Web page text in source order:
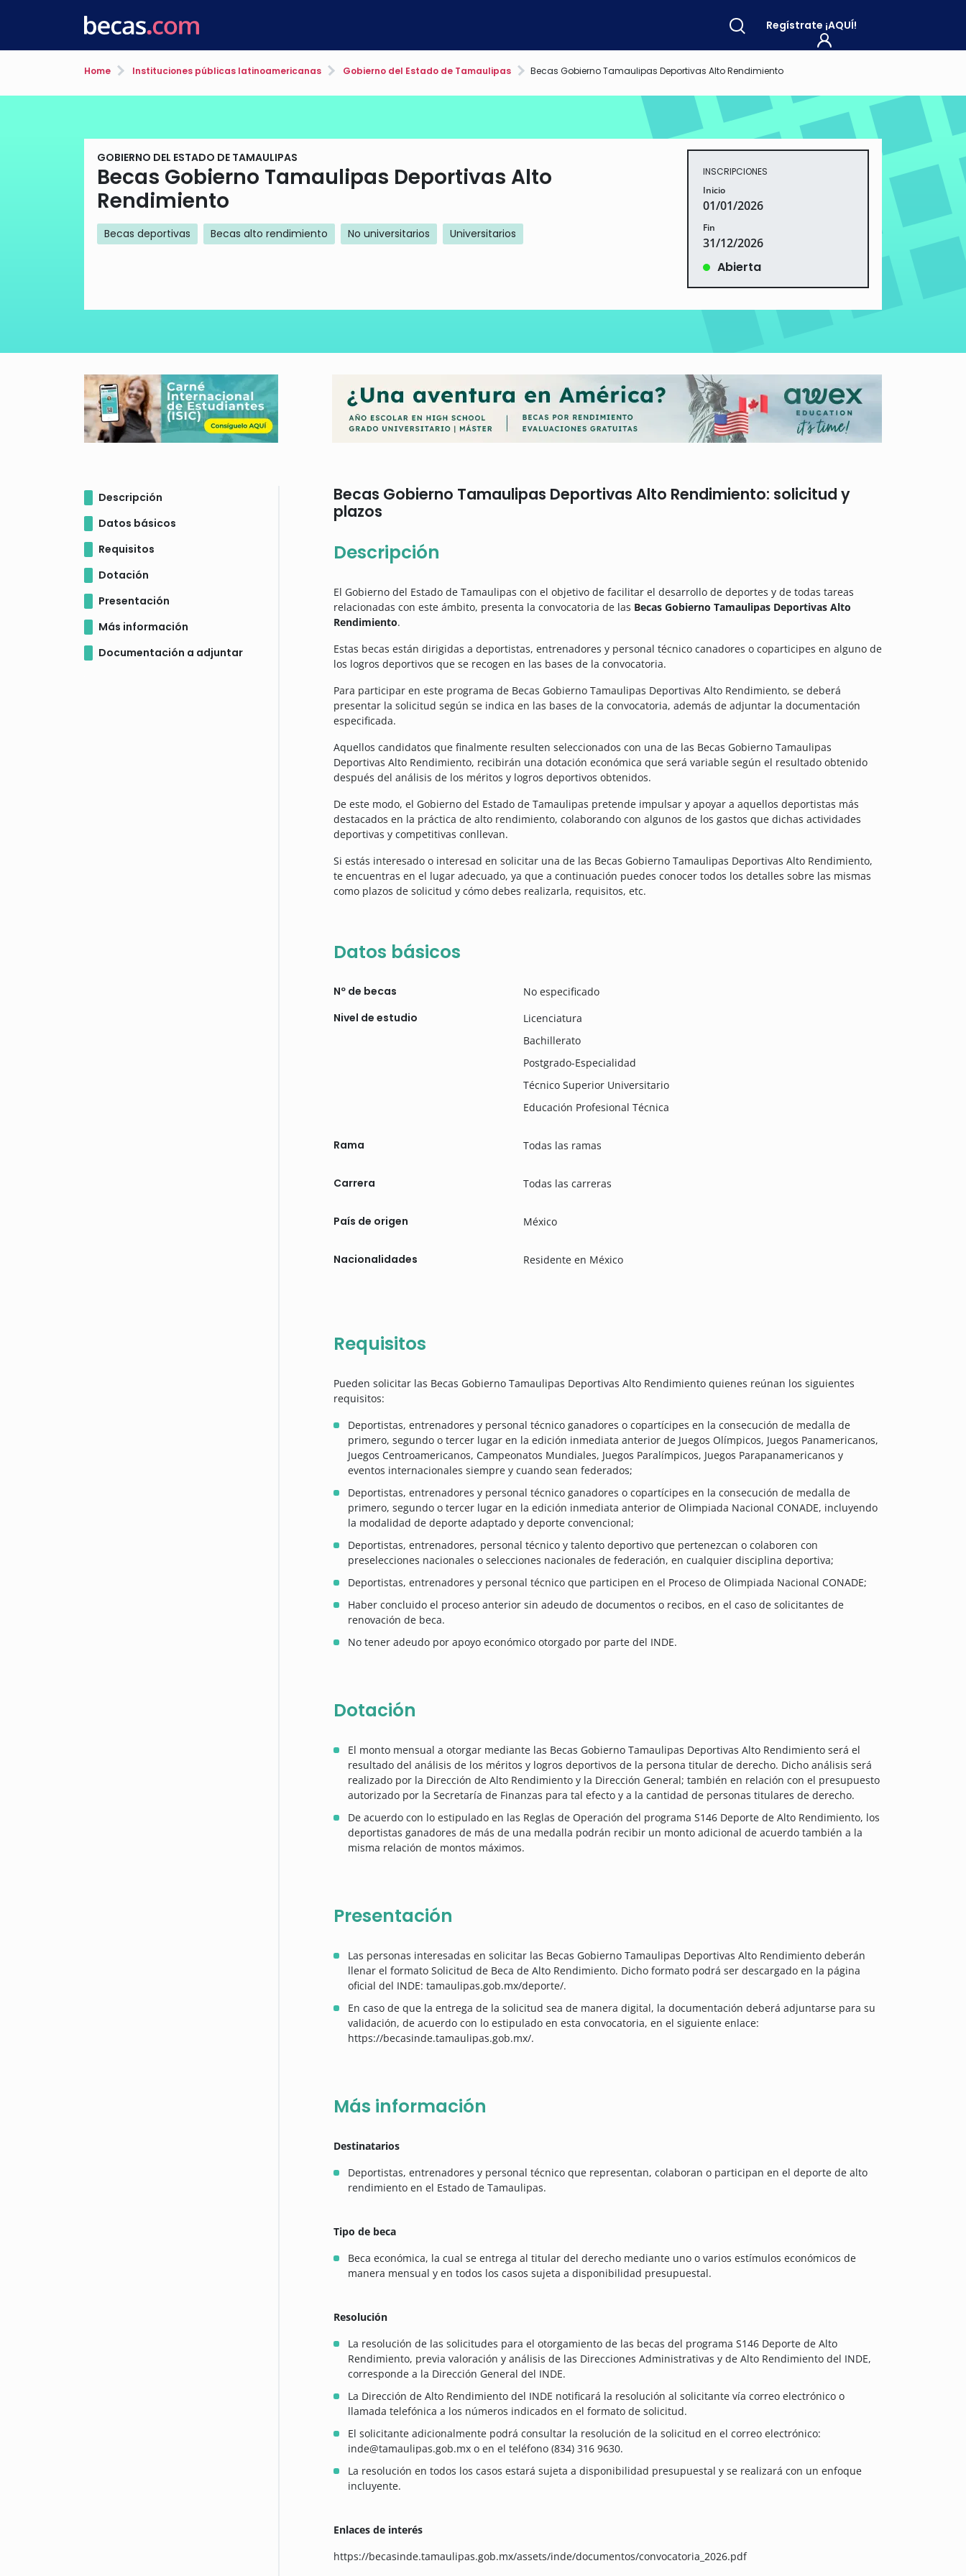
Regístrate ¡AQUÍ!
Home Instituciones públicas latinoamericanas Gobierno del Estado de Tamaulipas Becas Gobierno Tamaulipas Deportivas Alto Rendimiento
GOBIERNO DEL ESTADO DE TAMAULIPAS
Becas Gobierno Tamaulipas Deportivas Alto
Rendimiento
Becas deportivas Becas alto rendimiento No universitarios Universitarios
INSCRIPCIONES
Inicio
01/01/2026
Fin
31/12/2026
Abierta
Descripción
Datos básicos
Requisitos
Dotación
Presentación
Más información
Documentación a adjuntar
Becas Gobierno Tamaulipas Deportivas Alto Rendimiento: solicitud y
plazos
Descripción
El Gobierno del Estado de Tamaulipas con el objetivo de facilitar el desarrollo de deportes y de todas tareas
relacionadas con este ámbito, presenta la convocatoria de las Becas Gobierno Tamaulipas Deportivas Alto
Rendimiento.
Estas becas están dirigidas a deportistas, entrenadores y personal técnico canadores o coparticipes en alguno de
los logros deportivos que se recogen en las bases de la convocatoria.
Para participar en este programa de Becas Gobierno Tamaulipas Deportivas Alto Rendimiento, se deberá
presentar la solicitud según se indica en las bases de la convocatoria, además de adjuntar la documentación
especificada.
Aquellos candidatos que finalmente resulten seleccionados con una de las Becas Gobierno Tamaulipas
Deportivas Alto Rendimiento, recibirán una dotación económica que será variable según el resultado obtenido
después del análisis de los méritos y logros deportivos obtenidos.
De este modo, el Gobierno del Estado de Tamaulipas pretende impulsar y apoyar a aquellos deportistas más
destacados en la práctica de alto rendimiento, colaborando con algunos de los gastos que dichas actividades
deportivas y competitivas conllevan.
Si estás interesado o interesad en solicitar una de las Becas Gobierno Tamaulipas Deportivas Alto Rendimiento,
te encuentras en el lugar adecuado, ya que a continuación puedes conocer todos los detalles sobre las mismas
como plazos de solicitud y cómo debes realizarla, requisitos, etc.
Datos básicos
Nº de becas No especificado
Nivel de estudio
Licenciatura
Bachillerato
Postgrado-Especialidad
Técnico Superior Universitario
Educación Profesional Técnica
Rama Todas las ramas
Carrera Todas las carreras
País de origen México
Nacionalidades Residente en México
Requisitos
Pueden solicitar las Becas Gobierno Tamaulipas Deportivas Alto Rendimiento quienes reúnan los siguientes
requisitos:
Deportistas, entrenadores y personal técnico ganadores o copartícipes en la consecución de medalla de
primero, segundo o tercer lugar en la edición inmediata anterior de Juegos Olímpicos, Juegos Panamericanos,
Juegos Centroamericanos, Campeonatos Mundiales, Juegos Paralímpicos, Juegos Parapanamericanos y
eventos internacionales siempre y cuando sean federados;
Deportistas, entrenadores y personal técnico ganadores o copartícipes en la consecución de medalla de
primero, segundo o tercer lugar en la edición inmediata anterior de Olimpiada Nacional CONADE, incluyendo
la modalidad de deporte adaptado y deporte convencional;
Deportistas, entrenadores, personal técnico y talento deportivo que pertenezcan o colaboren con
preselecciones nacionales o selecciones nacionales de federación, en cualquier disciplina deportiva;
Deportistas, entrenadores y personal técnico que participen en el Proceso de Olimpiada Nacional CONADE;
Haber concluido el proceso anterior sin adeudo de documentos o recibos, en el caso de solicitantes de
renovación de beca.
No tener adeudo por apoyo económico otorgado por parte del INDE.
Dotación
El monto mensual a otorgar mediante las Becas Gobierno Tamaulipas Deportivas Alto Rendimiento será el
resultado del análisis de los méritos y logros deportivos de la persona titular de derecho. Dicho análisis será
realizado por la Dirección de Alto Rendimiento y la Dirección General; también en relación con el presupuesto
autorizado por la Secretaría de Finanzas para tal efecto y a la cantidad de personas titulares de derecho.
De acuerdo con lo estipulado en las Reglas de Operación del programa S146 Deporte de Alto Rendimiento, los
deportistas ganadores de más de una medalla podrán recibir un monto adicional de acuerdo también a la
misma relación de montos máximos.
Presentación
Las personas interesadas en solicitar las Becas Gobierno Tamaulipas Deportivas Alto Rendimiento deberán
llenar el formato Solicitud de Beca de Alto Rendimiento. Dicho formato podrá ser descargado en la página
oficial del INDE: tamaulipas.gob.mx/deporte/.
En caso de que la entrega de la solicitud sea de manera digital, la documentación deberá adjuntarse para su
validación, de acuerdo con lo estipulado en esta convocatoria, en el siguiente enlace:
https://becasinde.tamaulipas.gob.mx/.
Más información
Destinatarios
Deportistas, entrenadores y personal técnico que representan, colaboran o participan en el deporte de alto
rendimiento en el Estado de Tamaulipas.
Tipo de beca
Beca económica, la cual se entrega al titular del derecho mediante uno o varios estímulos económicos de
manera mensual y en todos los casos sujeta a disponibilidad presupuestal.
Resolución
La resolución de las solicitudes para el otorgamiento de las becas del programa S146 Deporte de Alto
Rendimiento, previa valoración y análisis de las Direcciones Administrativas y de Alto Rendimiento del INDE,
corresponde a la Dirección General del INDE.
La Dirección de Alto Rendimiento del INDE notificará la resolución al solicitante vía correo electrónico o
llamada telefónica a los números indicados en el formato de solicitud.
El solicitante adicionalmente podrá consultar la resolución de la solicitud en el correo electrónico:
inde@tamaulipas.gob.mx o en el teléfono (834) 316 9630.
La resolución en todos los casos estará sujeta a disponibilidad presupuestal y se realizará con un enfoque
incluyente.
Enlaces de interés
https://becasinde.tamaulipas.gob.mx/assets/inde/documentos/convocatoria_2026.pdf